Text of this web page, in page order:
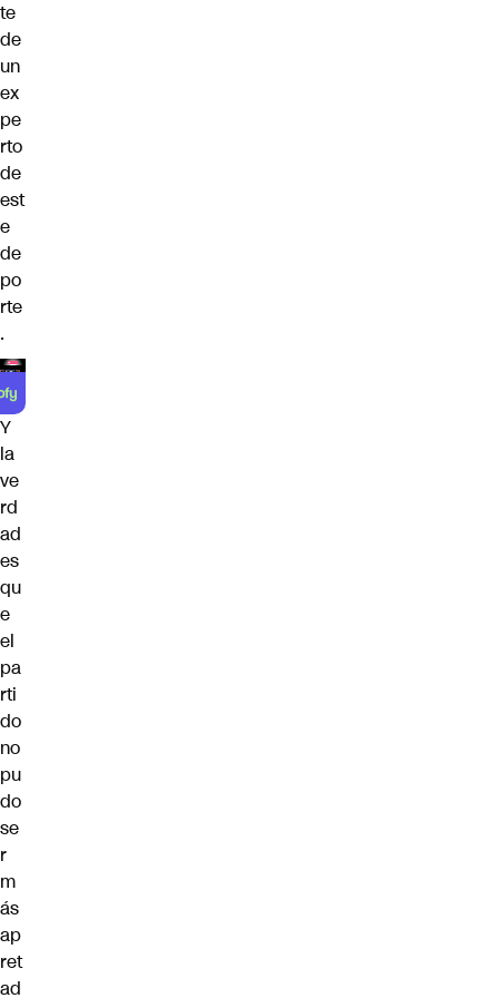
te
de
un
ex
pe
rto
de
est
e
de
po
rte
.
Y
la
ve
rd
ad
es
qu
e
el
pa
rti
do
no
pu
do
se
r
m
ás
ap
ret
ad